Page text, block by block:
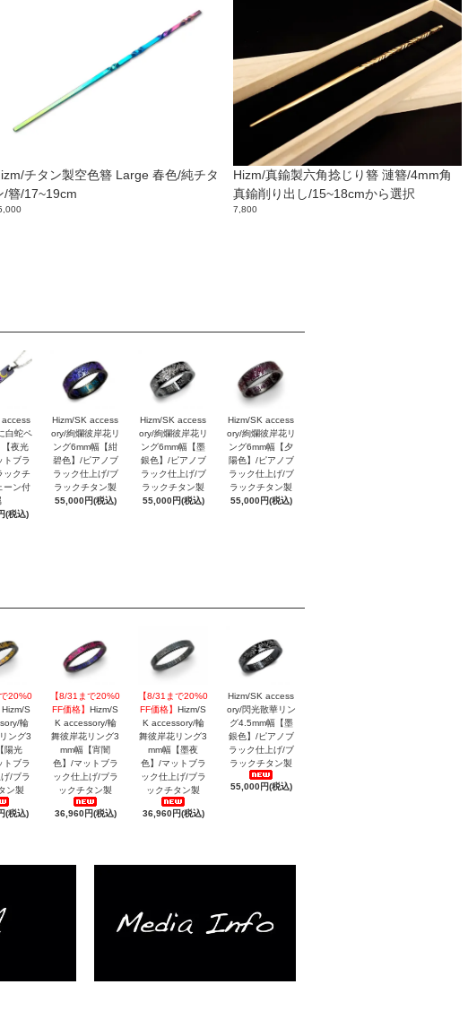
チタン製空色簪 Large 春色/純チタ
/簪/17~19cm
Hizm/真鍮製六角捻じり簪 漣簪/4mm角
真鍮削り出し/15~18cmから選択
7,800
access
白蛇ペ
【夜光
トブラ
ックチ
ーン付
(税込)
Hizm/SK access
ory/絢爛彼岸花リ
ング6mm幅【紺
碧色】/ピアノブ
ラック仕上げ/ブ
ラックチタン製
55,000円(税込)
Hizm/SK access
ory/絢爛彼岸花リ
ング6mm幅【墨
銀色】/ピアノブ
ラック仕上げ/ブ
ラックチタン製
55,000円(税込)
Hizm/SK access
ory/絢爛彼岸花リ
ング6mm幅【夕
陽色】/ピアノブ
ラック仕上げ/ブ
ラックチタン製
55,000円(税込)
20%0
Hizm/S
輪
ング3
陽光
トブラ
/ブラ
ン製
(税込)
【8/31まで20%0
FF価格】 Hizm/S
K accessory/輪
舞彼岸花リング3
mm幅【宵闇
色】/マットブラ
ック仕上げ/ブラ
ックチタン製
36,960円(税込)
【8/31まで20%0
FF価格】 Hizm/S
K accessory/輪
舞彼岸花リング3
mm幅【墨夜
色】/マットブラ
ック仕上げ/ブラ
ックチタン製
36,960円(税込)
Hizm/SK access
ory/閃光散華リン
グ4.5mm幅【墨
銀色】/ピアノブ
ラック仕上げ/ブ
ラックチタン製
55,000円(税込)